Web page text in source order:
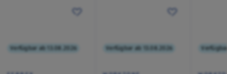
Verfügbar ab 13.08.2026 Verfügbar ab 13.08.2026